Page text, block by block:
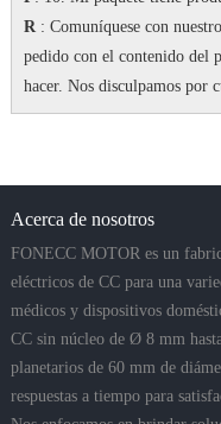
R: Comuníquese con
pedido con el contenido del
hacer. Nos disculpamos por
Acerca de nosotros
FONECC MOTOR es un
eléctricos de CC para una
médicos y dispositivos
CC sin núcleo de Ø 8 mm
planetarios de 60 mm de
respuestas a tiempo para